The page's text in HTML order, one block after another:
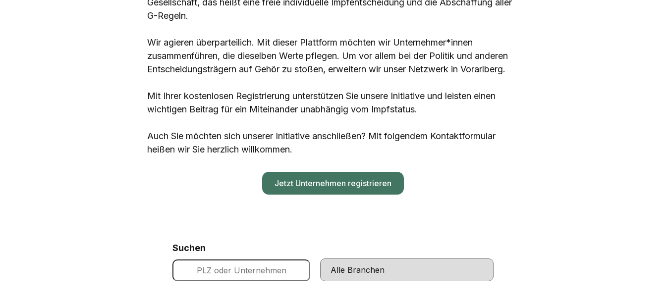
Gesellschaft, das heißt eine freie individuelle Impfentscheidung und die Abschaffung aller
G-Regeln.
Wir agieren überparteilich. Mit dieser Plattform möchten wir Unternehmer*innen
zusammenführen, die dieselben Werte pflegen. Um vor allem bei der Politik und anderen
Entscheidungsträgern auf Gehör zu stoßen, erweitern wir unser Netzwerk in Vorarlberg.
Mit Ihrer kostenlosen Registrierung unterstützen Sie unsere Initiative und leisten einen
wichtigen Beitrag für ein Miteinander unabhängig vom Impfstatus.
Auch Sie möchten sich unserer Initiative anschließen? Mit folgendem Kontaktformular
heißen wir Sie herzlich willkommen.
Jetzt Unternehmen registrieren
Suchen